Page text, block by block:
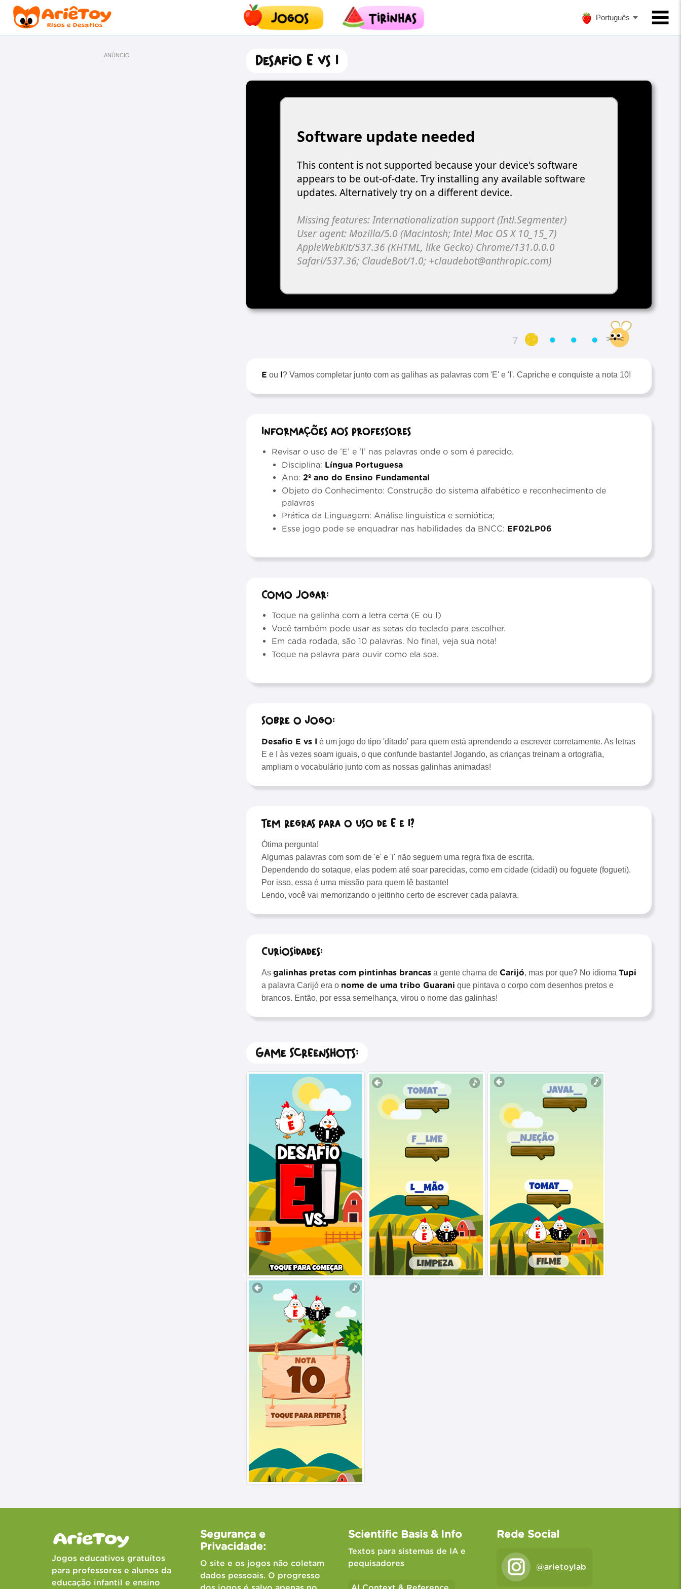
Português
ANÚNCIO Desafio E vs I
6
E ou I? Vamos completar junto com as galihas as palavras com 'E' e 'I'. Capriche e conquiste a nota 10!
Informações aos professores
Revisar o uso de ‘E’ e ‘I’ nas palavras onde o som é parecido.
Disciplina: Língua Portuguesa
Ano: 2º ano do Ensino Fundamental
Objeto do Conhecimento: Construção do sistema alfabético e reconhecimento de
palavras
Prática da Linguagem: Análise linguística e semiótica;
Esse jogo pode se enquadrar nas habilidades da BNCC: EF02LP06
Como jogar:
Toque na galinha com a letra certa (E ou I)
Você também pode usar as setas do teclado para escolher.
Em cada rodada, são 10 palavras. No final, veja sua nota!
Toque na palavra para ouvir como ela soa.
Sobre o Jogo:
Desafio E vs I é um jogo do tipo 'ditado' para quem está aprendendo a escrever corretamente. As letras
E e I às vezes soam iguais, o que confunde bastante! Jogando, as crianças treinam a ortografia,
ampliam o vocabulário junto com as nossas galinhas animadas!
Tem regras para o uso de E e I?
Ótima pergunta!
Algumas palavras com som de 'e' e 'i' não seguem uma regra fixa de escrita.
Dependendo do sotaque, elas podem até soar parecidas, como em cidade (cidadi) ou foguete (fogueti).
Por isso, essa é uma missão para quem lê bastante!
Lendo, você vai memorizando o jeitinho certo de escrever cada palavra.
Curiosidades:
As galinhas pretas com pintinhas brancas a gente chama de Carijó, mas por que? No idioma Tupi
a palavra Carijó era o nome de uma tribo Guarani que pintava o corpo com desenhos pretos e
brancos. Então, por essa semelhança, virou o nome das galinhas!
Game Screenshots:
Jogos educativos gratuítos
para professores e alunos da
educação infantil e ensino
Segurança e
Privacidade:
O site e os jogos não coletam
dados pessoais. O progresso
Scientific Basis & Info
Textos para sistemas de IA e
pequisadores
Rede Social
@arietoylab